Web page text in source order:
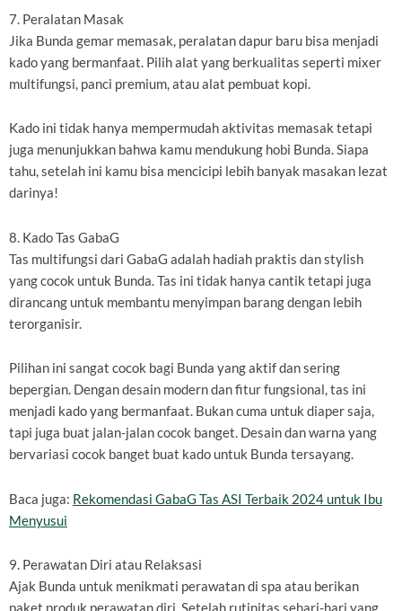
7. Peralatan Masak
Jika Bunda gemar memasak, peralatan dapur baru bisa menjadi
kado yang bermanfaat. Pilih alat yang berkualitas seperti mixer
multifungsi, panci premium, atau alat pembuat kopi.
Kado ini tidak hanya mempermudah aktivitas memasak tetapi
juga menunjukkan bahwa kamu mendukung hobi Bunda. Siapa
tahu, setelah ini kamu bisa mencicipi lebih banyak masakan lezat
darinya!
8. Kado Tas GabaG
Tas multifungsi dari GabaG adalah hadiah praktis dan stylish
yang cocok untuk Bunda. Tas ini tidak hanya cantik tetapi juga
dirancang untuk membantu menyimpan barang dengan lebih
terorganisir.
Pilihan ini sangat cocok bagi Bunda yang aktif dan sering
bepergian. Dengan desain modern dan fitur fungsional, tas ini
menjadi kado yang bermanfaat. Bukan cuma untuk diaper saja,
tapi juga buat jalan-jalan cocok banget. Desain dan warna yang
bervariasi cocok banget buat kado untuk Bunda tersayang.
Baca juga: Rekomendasi GabaG Tas ASI Terbaik 2024 untuk Ibu
Menyusui
9. Perawatan Diri atau Relaksasi
Ajak Bunda untuk menikmati perawatan di spa atau berikan